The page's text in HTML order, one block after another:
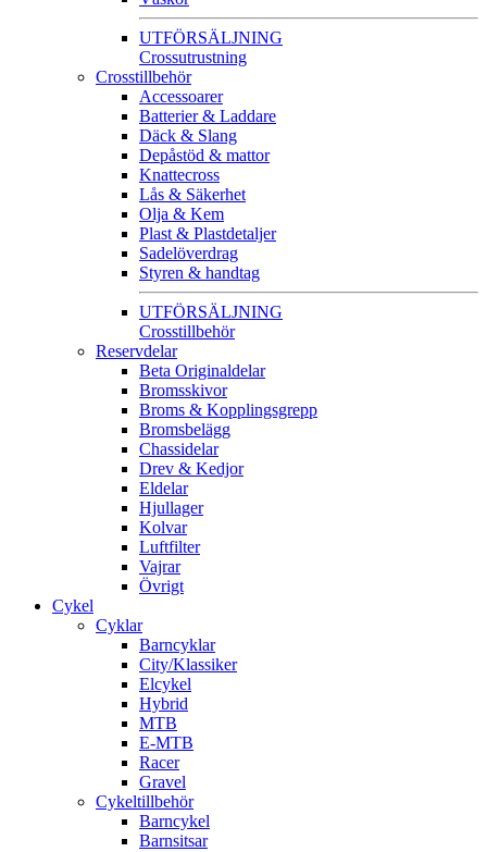
UTFÖRSÄLJNING
Crossutrustning
Crosstillbehör
Accessoarer
Batterier & Laddare
Däck & Slang
Depåstöd & mattor
Knattecross
Lås & Säkerhet
Olja & Kem
Plast & Plastdetaljer
Sadelöverdrag
Styren & handtag
UTFÖRSÄLJNING
Crosstillbehör
Reservdelar
Beta Originaldelar
Bromsskivor
Broms & Kopplingsgrepp
Bromsbelägg
Chassidelar
Drev & Kedjor
Eldelar
Hjullager
Kolvar
Luftfilter
Vajrar
Övrigt
Cykel
Cyklar
Barncyklar
City/Klassiker
Elcykel
Hybrid
MTB
E-MTB
Racer
Gravel
Cykeltillbehör
Barncykel
Barnsitsar